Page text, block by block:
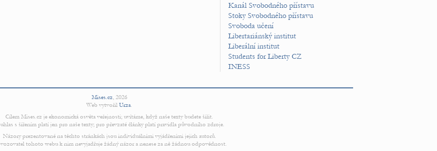
Kanál Svobodného přístavu
Stoky Svobodného přístavu
Svoboda učení
Libertariánský institut
Liberální institut
Students for Liberty CZ
INESS
Mises.cz, 2026
Web vytvořil Urza.
Cílem Mises.cz je ekonomická osvěta veřejnosti; uvítáme, když naše texty budete šířit.
s šířením platí jen pro naše texty; pro převzaté články platí pravidla původního zdroje.
Názory prezentované na těchto stránkách jsou individuálními vyjádřeními jejich autorů.
tohoto webu k nim nevyjadřuje žádný názor a nenese za ně žádnou odpovědnost.